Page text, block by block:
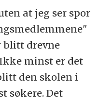
at jeg ser spor
blitt drevne
minst er det
den skolen i
søkere. Det